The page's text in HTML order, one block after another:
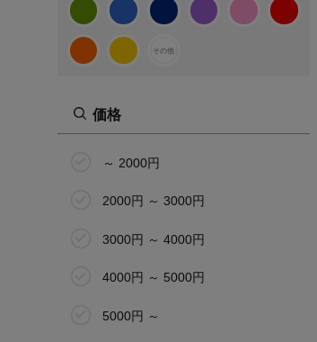
C65
C70
13.0cm
14.0cm
15.0cm
16.0cm
17.0cm
18.0cm
その他
価格
～ 2000円
2000円 ～ 3000円
3000円 ～ 4000円
4000円 ～ 5000円
5000円 ～